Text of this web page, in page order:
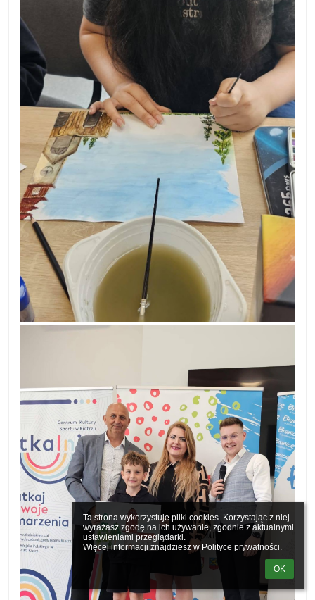
Ta strona wykorzystuje pliki cookies. Korzystając z niej
wyrażasz zgodę na ich używanie, zgodnie z aktualnymi
ustawieniami przeglądarki.
Więcej informacji znajdziesz w Polityce prywatności.
OK